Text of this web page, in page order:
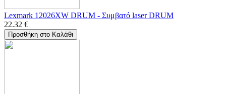
Lexmark 12026XW DRUM - Συμβατό laser DRUM
22.32 €
Προσθήκη στο Καλάθι